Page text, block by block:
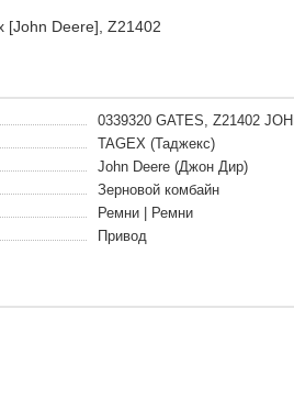
[John Deere], Z21402
0339320 GATES, Z21402
TAGEX (Таджекс)
John Deere (Джон Дир)
Зерновой комбайн
Ремни | Ремни
Привод